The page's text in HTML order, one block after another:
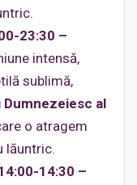
23:30 –
intensă,
sublimă,
al
o atragem
lăuntric.
14:30 –